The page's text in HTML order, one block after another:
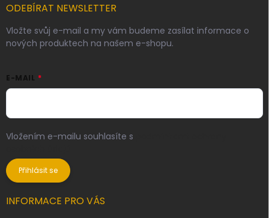
ODEBÍRAT NEWSLETTER
Vložte svůj e-mail a my vám budeme zasílat informace o
nových produktech na našem e-shopu.
E-MAIL
Vložením e-mailu souhlasíte s
Přihlásit se
INFORMACE PRO VÁS